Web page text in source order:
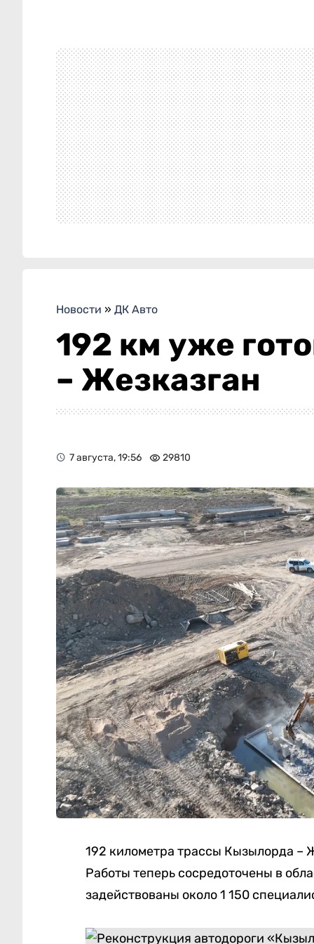
Новости » ДК Авто
192 км уже
– Жезказган
7 августа, 19:56 29810
192 километра трассы Кызылорда –
Работы теперь сосредоточены в
задействованы около 1 150